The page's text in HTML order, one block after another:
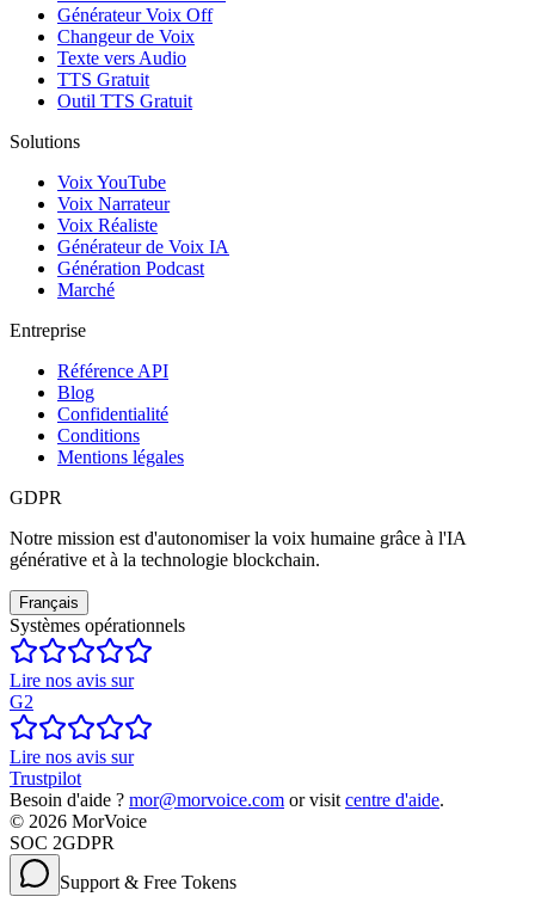
Générateur Voix Off
Changeur de Voix
Texte vers Audio
TTS Gratuit
Outil TTS Gratuit
Solutions
Voix YouTube
Voix Narrateur
Voix Réaliste
Générateur de Voix IA
Génération Podcast
Marché
Entreprise
Référence API
Blog
Confidentialité
Conditions
Mentions légales
GDPR
Notre mission est d'autonomiser la voix humaine grâce à l'IA
générative et à la technologie blockchain.
Français
Systèmes opérationnels
Lire nos avis sur
G2
Lire nos avis sur
Trustpilot
Besoin d'aide ? mor@morvoice.com or visit centre d'aide.
© 2026 MorVoice
SOC 2GDPR
Support & Free Tokens